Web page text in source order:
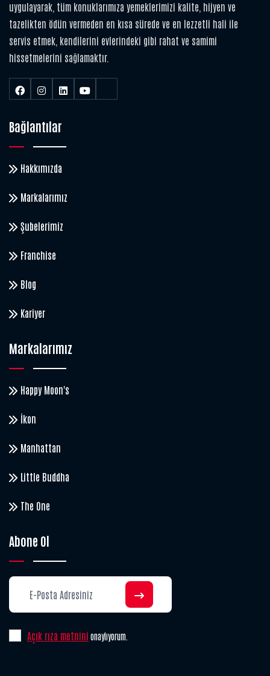
uygulayarak, tüm konuklarımıza yemeklerimizi kalite, hijyen ve
tazelikten ödün vermeden en kısa sürede ve en lezzetli hali ile
servis etmek, kendilerini evlerindeki gibi rahat ve samimi
hissetmelerini sağlamaktır.
Bağlantılar
Hakkımızda
Markalarımız
Şubelerimiz
Franchise
Blog
Kariyer
Markalarımız
Happy Moon's
İkon
Manhattan
Little Buddha
The One
Abone Ol
Açık rıza metnini onaylıyorum.